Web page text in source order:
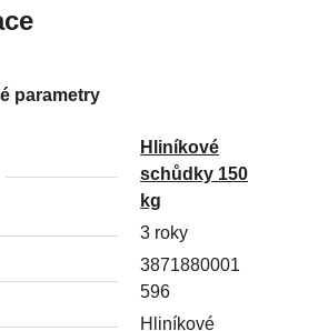
parametry
Hliníkové
schůdky 150
kg
3 roky
3871880001
596
Hliníkové